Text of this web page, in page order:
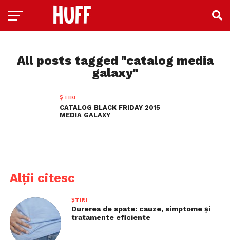
All posts tagged "catalog media
galaxy"
ȘTIRI
CATALOG BLACK FRIDAY 2015
MEDIA GALAXY
Alții citesc
ȘTIRI
Durerea de spate: cauze, simptome și
tratamente eficiente